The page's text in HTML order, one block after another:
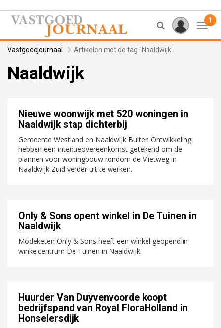
1
Vastgoedjournaal Artikelen met de tag "Naaldwijk"
Naaldwijk
Nieuwe woonwijk met 520 woningen in
Naaldwijk stap dichterbij
Gemeente Westland en Naaldwijk Buiten Ontwikkeling
hebben een intentieovereenkomst getekend om de
plannen voor woningbouw rondom de Vlietweg in
Naaldwijk Zuid verder uit te werken.
Only & Sons opent winkel in De Tuinen in
Naaldwijk
Modeketen Only & Sons heeft een winkel geopend in
winkelcentrum De Tuinen in Naaldwijk.
Huurder Van Duyvenvoorde koopt
bedrijfspand van Royal FloraHolland in
Honselersdijk